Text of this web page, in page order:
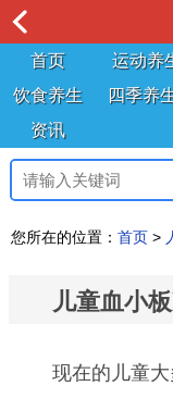
首页 运动养
饮食养生
四季养
资讯
您所在的位置： 首页 >
儿童血小
现在的儿童